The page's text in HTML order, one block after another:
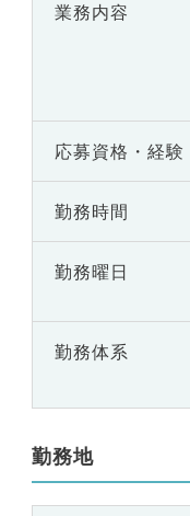
業務内容
応募資格・ 経験
勤務時間
勤務曜日
勤務体系
勤務地